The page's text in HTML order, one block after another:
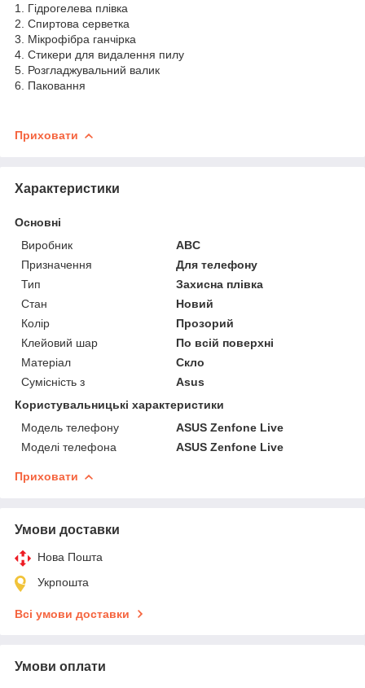
1. Гідрогелева плівка
2. Спиртова серветка
3. Мікрофібра ганчірка
4. Стикери для видалення пилу
5. Розгладжувальний валик
6. Паковання
Приховати
Характеристики
Основні
Виробник
ABC
Призначення
Для телефону
Тип
Захисна плівка
Стан
Новий
Колір
Прозорий
Клейовий шар
По всій поверхні
Матеріал
Скло
Сумісність з
Asus
Користувальницькі характеристики
Модель телефону
ASUS Zenfone Live
Моделі телефона
ASUS Zenfone Live
Приховати
Умови доставки
Нова Пошта
Укрпошта
Всі умови доставки
Умови оплати